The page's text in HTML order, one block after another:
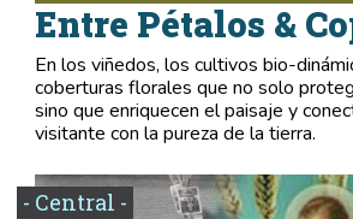
Entre Pétalos &
En los viñedos, los cultivos bio-
coberturas florales que no solo
sino que enriquecen el paisaje y
visitante con la pureza de la tierra.
- Central -